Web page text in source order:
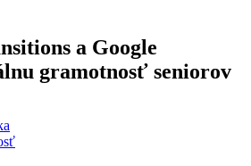
a Google
gramotnosť seniorov